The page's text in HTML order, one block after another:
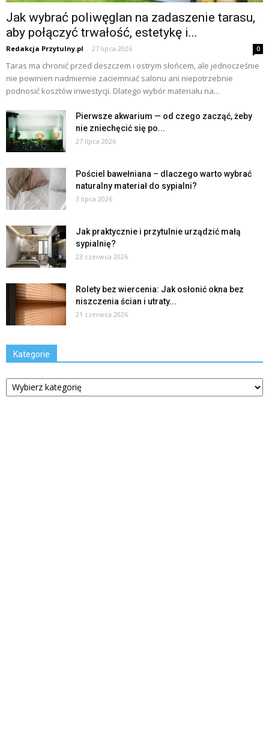
Jak wybrać poliwęglan na zadaszenie tarasu,
aby połączyć trwałość, estetykę i...
Redakcja Przytulny.pl - 27 lipca 2026 0
Taras ma chronić przed deszczem i ostrym słońcem, ale jednocześnie
nie powinien nadmiernie zaciemniać salonu ani niepotrzebnie
podnosić kosztów inwestycji. Dlatego wybór materiału na...
Pierwsze akwarium — od czego zacząć, żeby
nie zniechęcić się po...
27 lipca 2026
Pościel bawełniana – dlaczego warto wybrać
naturalny materiał do sypialni?
3 lipca 2026
Jak praktycznie i przytulnie urządzić małą
sypialnię?
23 czerwca 2026
Rolety bez wiercenia: Jak osłonić okna bez
niszczenia ścian i utraty...
21 czerwca 2026
Kategorie
Kategorie